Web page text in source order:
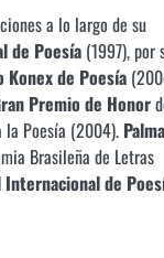
a lo largo de su
de Poesía (1997), por
Konex de Poesía
Premio de Honor
la Poesía (2004).
Brasileña de Letras
de